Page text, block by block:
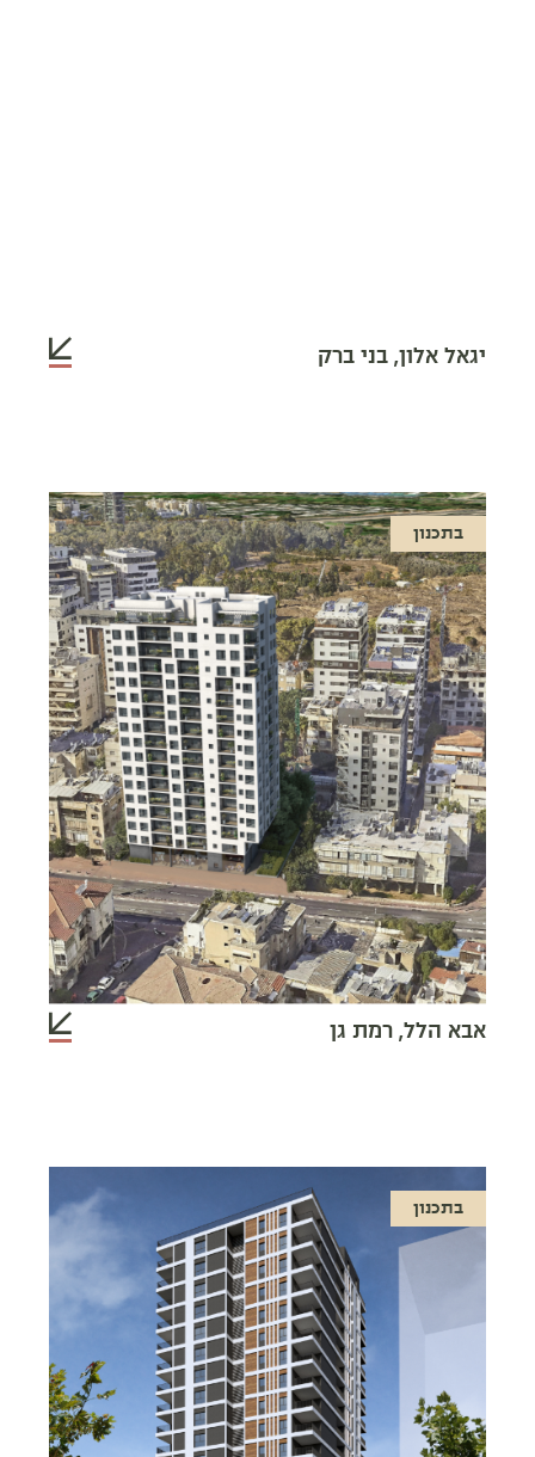
יגאל אלון, בני ברק
בתכנון
אבא הלל, רמת גן
בתכנון